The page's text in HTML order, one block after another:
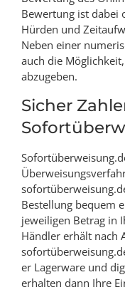
Bewertung ist dabei
Hürden und
Neben einer
auch die
abzugeben.
Sicher
Bestellung bequem
jeweiligen Betrag in
Händler erhält nach
er Lagerware und
erhalten dann Ihre